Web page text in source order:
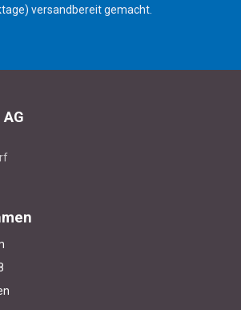
versandbereit gemacht.